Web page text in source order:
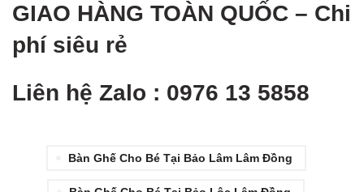
GIAO HÀNG TOÀN QUỐC – Chi
phí siêu rẻ
Liên hệ Zalo : 0976 13 5858
Bàn Ghế Cho Bé Tại Bảo Lâm Lâm Đồng